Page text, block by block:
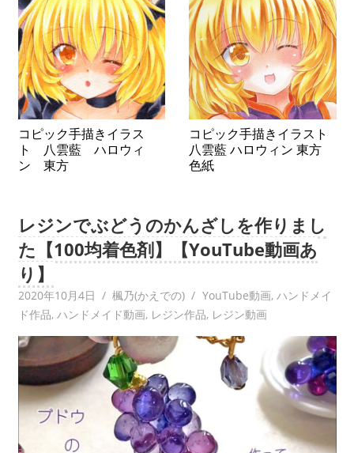
コピック手描きイラス
ト 八雲藍 ハロウィ
ン 東方
コピック手描きイラスト
八雲藍 ハロウィン 東方
色紙
レジンでぶどうのかんざしを作りまし
た【100均着色剤】【YouTube動画あ
り】
2020年10月4日 楓乃(かえでの) YouTube動画, ハンドメイ
ド作品, ハンドメイド動画, レジン作品, レジン動画